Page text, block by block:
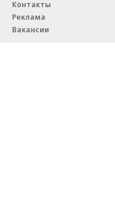
Контакты
Реклама
Вакансии